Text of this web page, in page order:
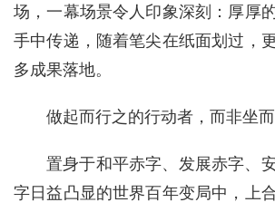
场，一幕场景令人印象深刻：厚厚
手中传递，随着笔尖在纸面划过，
多成果落地。
做起而行之的行动者，而非坐而
置身于和平赤字、发展赤字、
字日益凸显的世界百年变局中，上